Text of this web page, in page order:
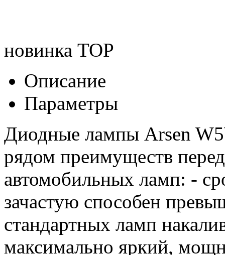
новинка TOP
Описание
Параметры
Диодные лампы Arsen
рядом преимуществ
автомобильных ламп: -
зачастую способен
стандартных ламп
максимально яркий,